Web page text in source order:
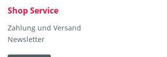
Shop Service
Zahlung und Versand
Newsletter